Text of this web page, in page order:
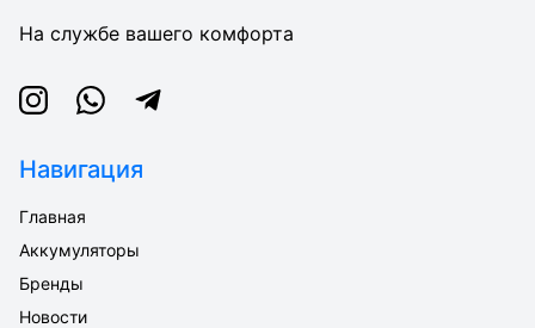
На службе вашего комфорта
InstagramWhatsappTelegram
Навигация
Главная
Аккумуляторы
Бренды
Новости